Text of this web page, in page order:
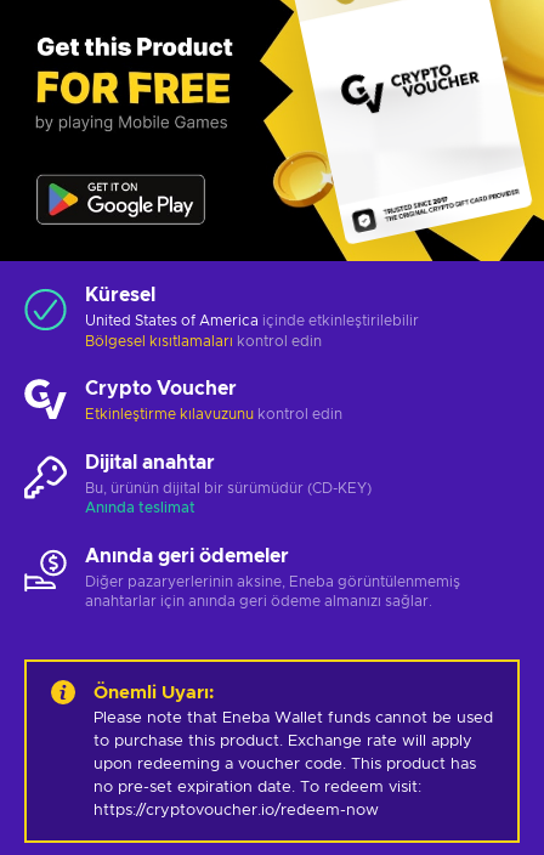
Küresel
United States of America içinde etkinleştirilebilir
Bölgesel kısıtlamaları kontrol edin
Crypto Voucher
Etkinleştirme kılavuzunu kontrol edin
Dijital anahtar
Bu, ürünün dijital bir sürümüdür (CD-KEY)
Anında teslimat
Anında geri ödemeler
Diğer pazaryerlerinin aksine, Eneba görüntülenmemiş
anahtarlar için anında geri ödeme almanızı sağlar.
Önemli Uyarı:
Please note that Eneba Wallet funds cannot be used
to purchase this product. Exchange rate will apply
upon redeeming a voucher code. This product has
no pre-set expiration date. To redeem visit:
https://cryptovoucher.io/redeem-now